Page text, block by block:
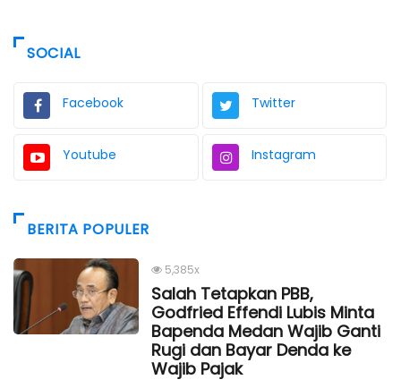
SOCIAL
Facebook Twitter
Youtube Instagram
BERITA POPULER
5,385x
Salah Tetapkan PBB,
Godfried Effendi Lubis Minta
Bapenda Medan Wajib Ganti
Rugi dan Bayar Denda ke
Wajib Pajak